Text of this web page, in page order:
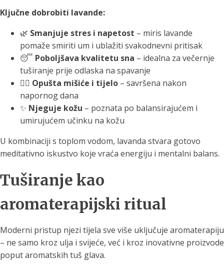
Ključne dobrobiti lavande:
🌿 Smanjuje stres i napetost – miris lavande
pomaže smiriti um i ublažiti svakodnevni pritisak
😴 Poboljšava kvalitetu sna – idealna za večernje
tuširanje prije odlaska na spavanje
💆‍♀️ Opušta mišiće i tijelo – savršena nakon
napornog dana
✨ Njeguje kožu – poznata po balansirajućem i
umirujućem učinku na kožu
U kombinaciji s toplom vodom, lavanda stvara gotovo
meditativno iskustvo koje vraća energiju i mentalni balans.
Tuširanje kao
aromaterapijski ritual
Moderni pristup njezi tijela sve više uključuje aromaterapiju
– ne samo kroz ulja i svijeće, već i kroz inovativne proizvode
poput aromatskih tuš glava.